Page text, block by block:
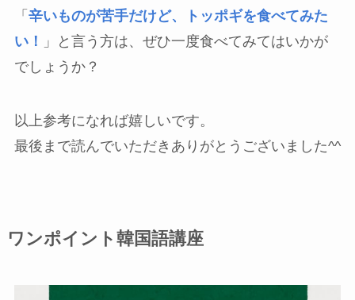
「 辛いものが苦手だけど、トッポギを食べてみた
い！
」と言う方は、ぜひ一度食べてみてはいかが
でしょうか？
以上参考になれば嬉しいです。
最後まで読んでいただきありがとうございました^^
ワンポイント韓国語講座